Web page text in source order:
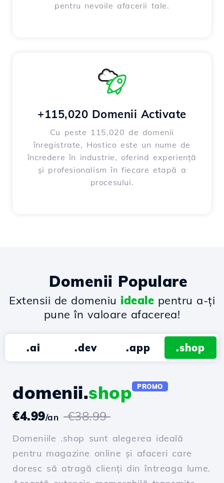
pentru nevoile afacerii tale.
+115,020 Domenii Activate
Cu peste 115,020 de domenii
înregistrate, Hostico este un nume de
încredere în industrie, oferind experiență
și profesionalism în fiecare etapă a
procesului.
Domenii Populare
Extensii de domeniu ideale pentru a-ți
pune în valoare afacerea!
.ai .dev .app .shop
domenii.shop PROMO
€4.99/an €38.99
Domeniile .shop sunt alegerea ideală
pentru magazine online și afaceri care
doresc să atragă clienți din întreaga lume.